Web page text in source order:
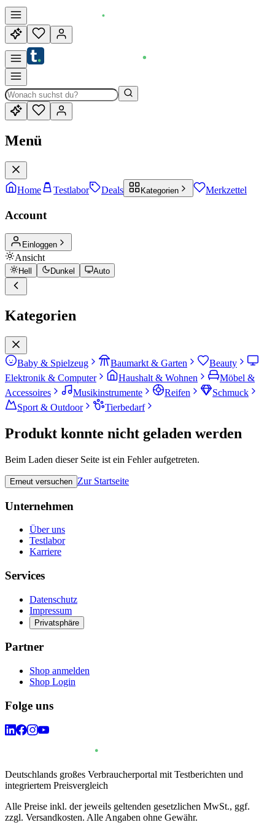
Menü
Home Testlabor Deals Kategorien Merkzettel
Account
Einloggen
Ansicht
Hell Dunkel Auto
Kategorien
Baby & Spielzeug Baumarkt & Garten
Beauty
Elektronik & Computer
Haushalt & Wohnen
Möbel &
Accessoires
Musikinstrumente Reifen
Schmuck
Sport & Outdoor
Tierbedarf
Produkt konnte nicht geladen werden
Beim Laden dieser Seite ist ein Fehler aufgetreten.
Erneut versuchen Zur Startseite
Unternehmen
Über uns
Testlabor
Karriere
Services
Datenschutz
Impressum
Privatsphäre
Partner
Shop anmelden
Shop Login
Folge uns
Deutschlands großes Verbraucherportal mit Testberichten und
integriertem Preisvergleich
Alle Preise inkl. der jeweils geltenden gesetzlichen MwSt., ggf.
zzgl. Versandkosten. Alle Angaben ohne Gewähr.